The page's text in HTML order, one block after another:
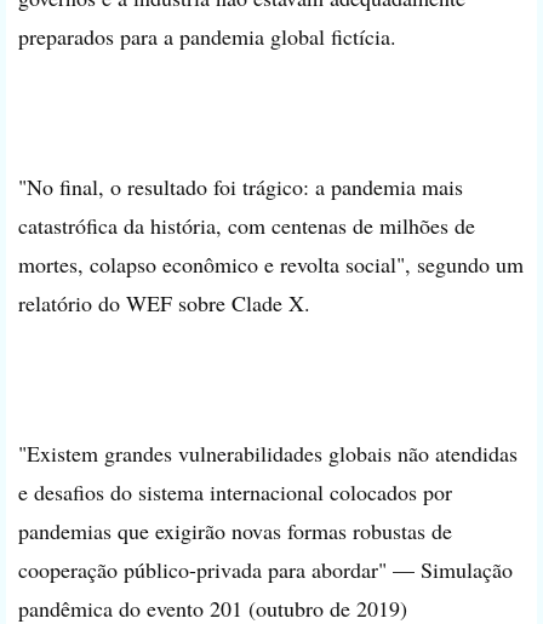
preparados para a pandemia global fictícia.
"No final, o resultado foi trágico: a pandemia mais
catastrófica da história, com centenas de milhões de
mortes, colapso econômico e revolta social", segundo um
relatório do WEF sobre Clade X.
"Existem grandes vulnerabilidades globais não atendidas
e desafios do sistema internacional colocados por
pandemias que exigirão novas formas robustas de
cooperação público-privada para abordar" — Simulação
pandêmica do evento 201 (outubro de 2019)